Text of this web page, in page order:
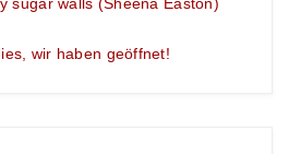
wir haben geöffnet!